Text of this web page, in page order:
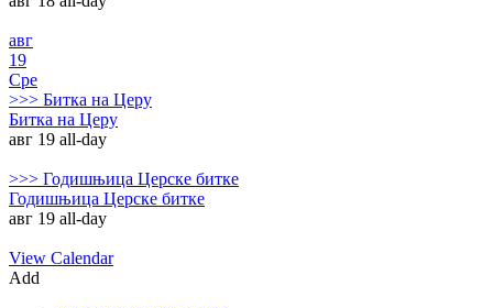
авг
19
Сре
>>> Битка на Церу
Битка на Церу
авг 19 all-day
>>> Годишњица Церске битке
Годишњица Церске битке
авг 19 all-day
View Calendar
Add